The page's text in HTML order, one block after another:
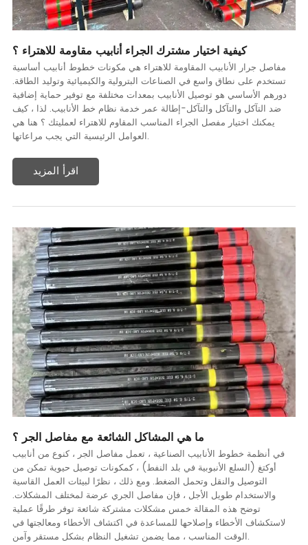
كيفية اختيار مشترك الجراء أنابيب مقاومة للاهتراء ؟
مفاصل جرار الأنابيب المقاومة للاهتراء هي مكونات خطوط أنابيب أساسية
تستخدم على نطاق واسع في الصناعات البترولية والكيميائية وتوليد الطاقة.
دورهم الأساسي هو توصيل الأنابيب بمعدات مختلفة مع توفير حماية إضافية
ضد التآكل والتآكل والتآكل-إطالة عمر خدمة نظام خط الأنابيب. لذا ، كيف
يمكنك اختيار مفصل الجراء المناسب المقاوم للاهتراء لعمليتك ؟ هنا هي
العوامل الرئيسية التي يجب مراعاتها.
اقرأ المزيد
ما هي المشاكل الشائعة مع مفاصل الجر ؟
في أنظمة خطوط الأنابيب الصناعية ، تعمل مفاصل الجر ، كنوع من أنابيب
أوكتغ (السلع الأنبوبية في بلد النفط) ، كمكونات توصيل حيوية تمكن من
التوصيل والنقل وتحمل الضغط. ومع ذلك ، نظرًا لبيئات العمل القاسية
والاستخدام طويل الأجل ، فإن مفاصل الجري عرضة لمختلف المشكلات.
توضح هذه المقالة خمس مشكلات مشتركة شائعة توفر طرقًا عملية
لاستكشاف الأخطاء وإصلاحها للمساعدة في اكتشاف الأخطاء ومعالجتها في
الوقت المناسب ، مما يضمن تشغيل النظام بشكل مستقر وآمن.